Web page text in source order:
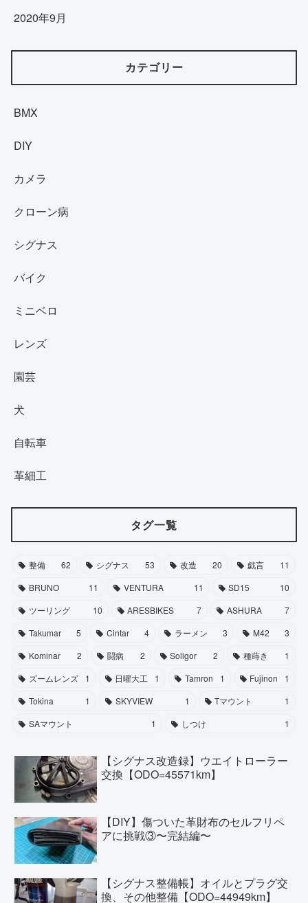
2020年9月
カテゴリー
BMX
DIY
カメラ
クローン病
シグナス
バイク
ミニベロ
レンズ
園芸
犬
自転車
革細工
タグ一覧
整備 62 シグナス 53 改造 20 戯言
11
BRUNO
11 VENTURA 11 SD15
10
ツーリング
10 ARESBIKES 7 ASHURA
7
Takumar
5 Cintar 4 ラーメン 3 M42
3
Kominar
2 闘病 2 Soligor 2 種蒔き
1
ズームレンズ
1 日曜大工 1 Tamron 1 Fujinon
1
Tokina
1 SKYVIEW 1 Tマウント
1
SAマウント
1 しつけ 1
【シグナス改造録】ウエイトローラー
交換【ODO=45571km】
【DIY】傷ついた革財布のセルフリペ
アに挑戦③〜完結編〜
【シグナス整備帳】オイルとプラグ交
換、その他整備【ODO=44949km】